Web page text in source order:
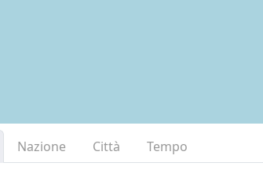
Nazione Città
Tempo